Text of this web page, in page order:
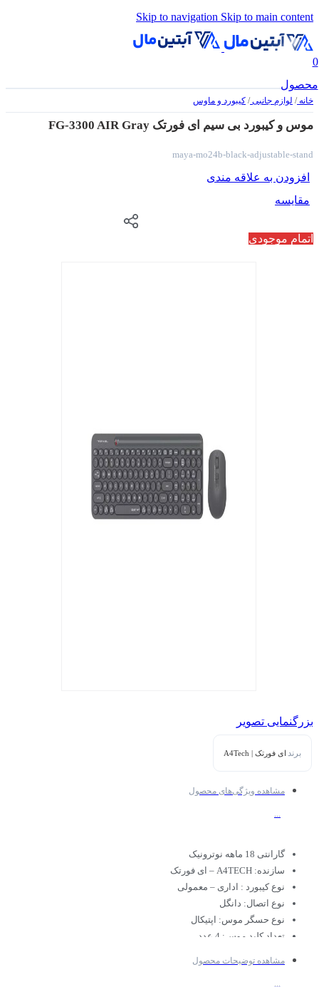
Skip to navigation Skip to main content
0
محصول
خانه/ لوازم جانبی/ کیبورد و ماوس
موس و کیبورد بی سیم ای فورتک FG-3300 AIR Gray
maya-mo24b-black-adjustable-stand
افزودن به علاقه مندی
مقایسه
اتمام موجودی
بزرگنمایی تصویر
برند ای فورتک | A4Tech
مشاهده ویژگی‌های محصول
گارانتی 18 ماهه نوترونیک
سازنده: A4TECH – ای فورتک
نوع کیبورد : اداری – معمولی
نوع اتصال: دانگل
نوع حسگر موس: اپتیکال
تعداد کلید موس: 4 عدد
رنگ: خاکستری
مشاهده توضیحات محصول